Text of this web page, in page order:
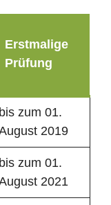
Erstmalige
Prüfung
bis zum 01.
2019
bis zum 01.
2021